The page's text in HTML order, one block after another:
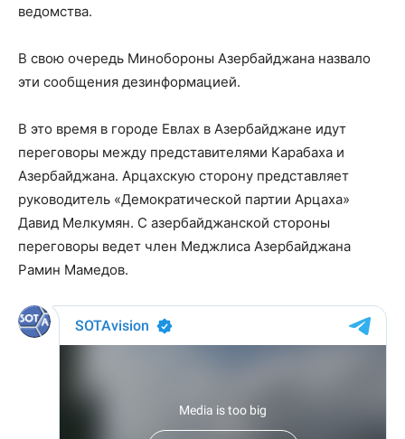
ведомства.
В свою очередь Минобороны Азербайджана назвало
эти сообщения дезинформацией.
В это время в городе Евлах в Азербайджане идут
переговоры между представителями Карабаха и
Азербайджана. Арцахскую сторону представляет
руководитель «Демократической партии Арцаха»
Давид Мелкумян. С азербайджанской стороны
переговоры ведет член Меджлиса Азербайджана
Рамин Мамедов.